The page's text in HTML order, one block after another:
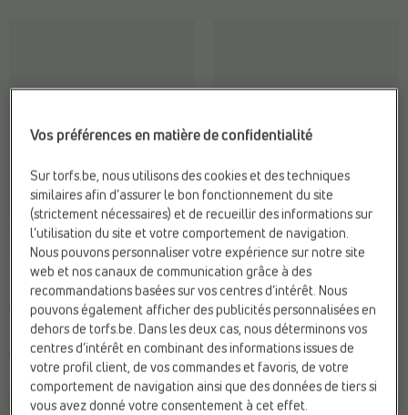
SANDALES DE MARCHE
Keen
€ 65,99
Marque:Keen
Matière:Textile
Web-Only:N
SANDALES DE MARCHE
Keen
€ 65,99
Fermeture: Élastique & velcro
Marque:Keen
Matière:Simili cuir
Vos préférences en matière de confidentialité
Sur torfs.be, nous utilisons des cookies et des techniques
similaires afin d’assurer le bon fonctionnement du site
(strictement nécessaires) et de recueillir des informations sur
l’utilisation du site et votre comportement de navigation.
Nous pouvons personnaliser votre expérience sur notre site
web et nos canaux de communication grâce à des
recommandations basées sur vos centres d’intérêt. Nous
pouvons également afficher des publicités personnalisées en
dehors de torfs.be. Dans les deux cas, nous déterminons vos
centres d’intérêt en combinant des informations issues de
votre profil client, de vos commandes et favoris, de votre
comportement de navigation ainsi que des données de tiers si
vous avez donné votre consentement à cet effet.